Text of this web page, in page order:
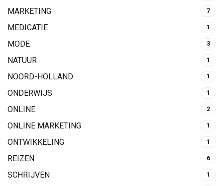
MARKETING 7
MEDICATIE 1
MODE 3
NATUUR 1
NOORD-HOLLAND 1
ONDERWIJS 1
ONLINE 2
ONLINE MARKETING 1
ONTWIKKELING 1
REIZEN 6
SCHRIJVEN 1